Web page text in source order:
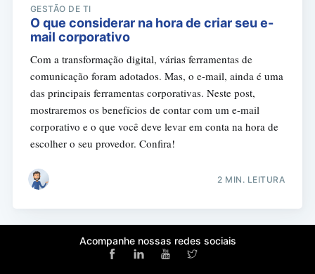
GESTÃO DE TI
O que considerar na hora de criar seu e-
mail corporativo
Com a transformação digital, várias ferramentas de
comunicação foram adotados. Mas, o e-mail, ainda é uma
das principais ferramentas corporativas. Neste post,
mostraremos os benefícios de contar com um e-mail
corporativo e o que você deve levar em conta na hora de
escolher o seu provedor. Confira!
2 MIN. LEITURA
Acompanhe nossas redes sociais